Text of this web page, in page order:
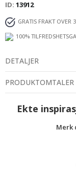
ID 13912
GRATIS FRAKT OVER
100%
DETALJER
PRODUKTOMTALER
Ekte
Merk